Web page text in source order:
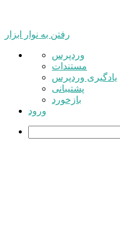
رفتن به نوار ابزار
درباره
وردپرس
وردپرس
مستندات
یادگیری وردپرس
پشتیبانی
بازخورد
ورود